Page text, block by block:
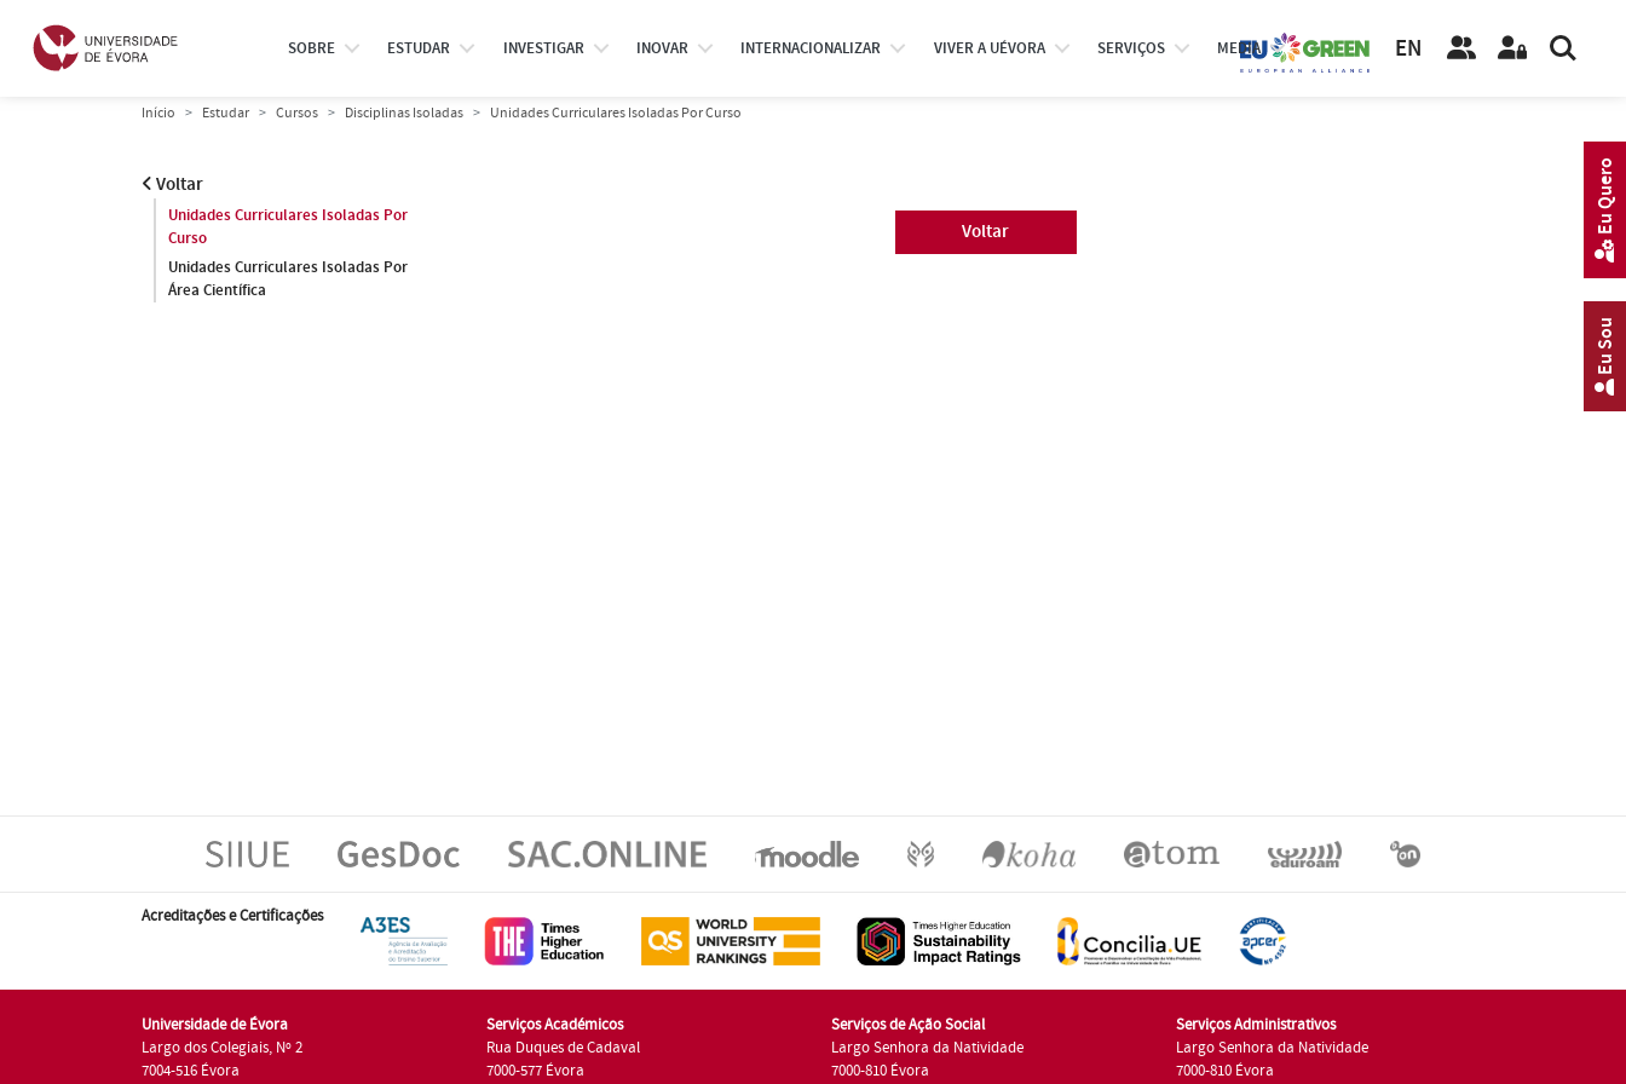
SOBRE ESTUDAR INVESTIGAR INOVAR INTERNACIONALIZAR VIVER A UÉVORA SERVIÇOS MEDIA EN
Início Estudar Cursos Disciplinas Isoladas Unidades Curriculares Isoladas Por Curso
Voltar
Unidades Curriculares Isoladas Por
Curso
Unidades Curriculares Isoladas Por
Área Científica
Voltar
Acreditações e Certificações
Universidade de Évora
Largo dos Colegiais, Nº 2
7004-516 Évora
Serviços Académicos
Rua Duques de Cadaval
7000-577 Évora
Serviços de Ação Social
Largo Senhora da Natividade
7000-810 Évora
Serviços Administrativos
Largo Senhora da Natividade
7000-810 Évora
Eu Sou
Eu Quero